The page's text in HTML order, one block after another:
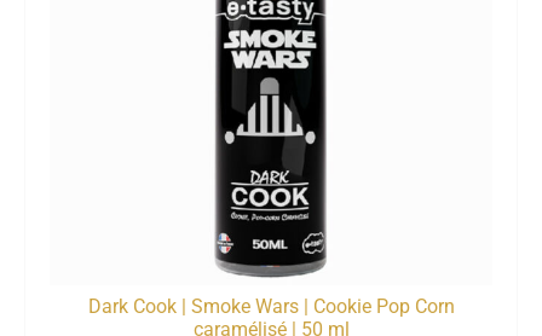
Dark Cook | Smoke Wars | Cookie Pop Corn
caramélisé | 50 ml